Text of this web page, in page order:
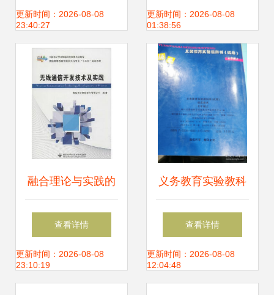
教师研修活动顺利
开展
更新时间：2026-08-08
23:40:27
新引领教育新质生
产力发展
更新时间：2026-08-08
01:38:56
融合理论与实践的
无线通信开发指南
《无线通信开发技
查看详情
更新时间：2026-08-08
23:10:19
义务教育实验教科
书（试用）信息技
术七年级上册 开启
查看详情
更新时间：2026-08-08
12:04:48